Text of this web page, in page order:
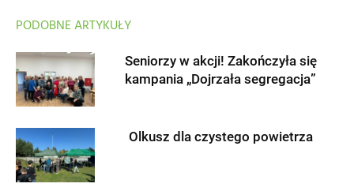
PODOBNE ARTYKUŁY
Seniorzy w akcji! Zakończyła się
kampania „Dojrzała segregacja”
Olkusz dla czystego powietrza